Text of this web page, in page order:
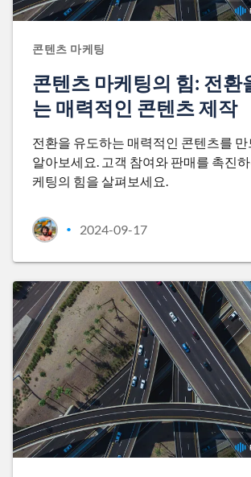
콘텐츠 마케팅
콘텐츠 마케팅의 힘: 전환
는 매력적인 콘텐츠 제작
전환을 유도하는 매력적인 콘텐츠를
알아보세요. 고객 참여와 판매를 촉진
케팅의 힘을 살펴보세요.
• 2024-09-17